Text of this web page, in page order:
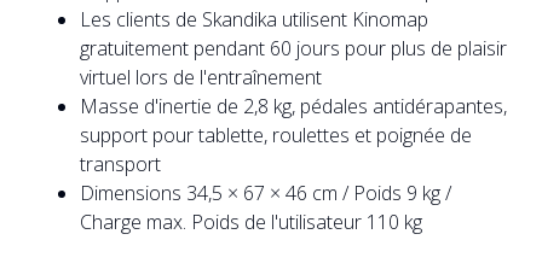
Les clients de Skandika utilisent Kinomap
gratuitement pendant 60 jours pour plus de plaisir
virtuel lors de l'entraînement
Masse d'inertie de 2,8 kg, pédales antidérapantes,
support pour tablette, roulettes et poignée de
transport
Dimensions 34,5 × 67 × 46 cm / Poids 9 kg /
Charge max. Poids de l'utilisateur 110 kg